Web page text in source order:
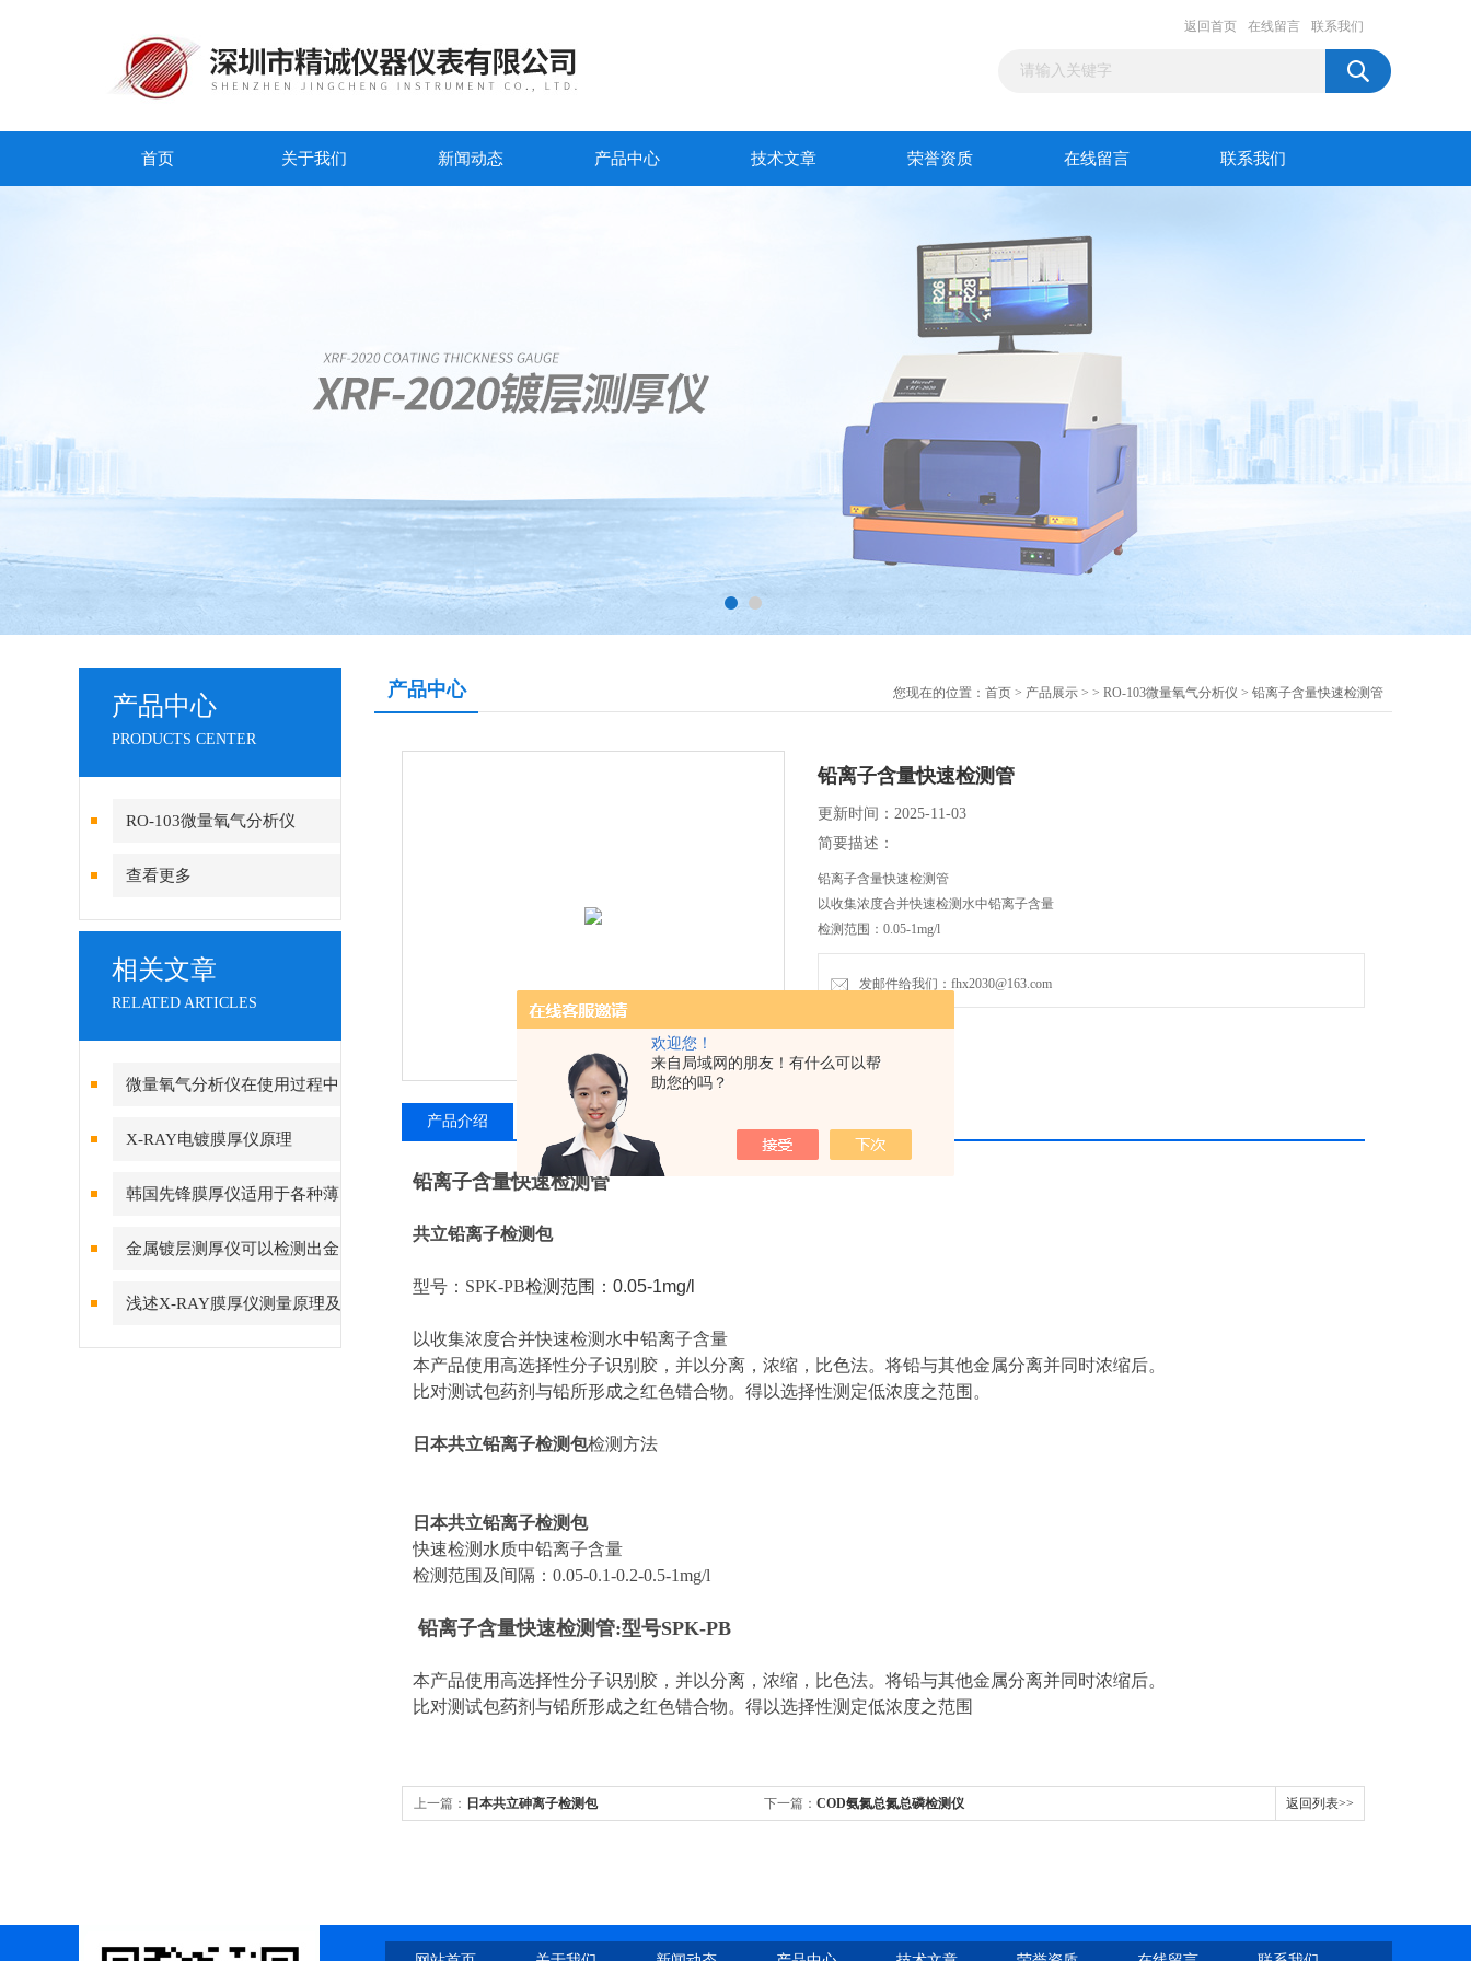
欢迎您！
来自局域网的朋友！有什么可以帮
助您的吗？
返回首页 在线留言 联系我们
首页 关于我们 新闻动态 产品中心 技术文章 荣誉资质 在线留言 联系我们
产品中心
PRODUCTS CENTER
RO-103微量氧气分析仪
查看更多
相关文章
RELATED ARTICLES
微量氧气分析仪在使用过程中
的几个技术要点
X-RAY电镀膜厚仪原理
韩国先锋膜厚仪适用于各种薄
膜材料的测量
金属镀层测厚仪可以检测出金
属表面的涂层厚度、薄弱部位和
浅述X-RAY膜厚仪测量原理及
流程
产品中心 您现在的位置： 首页 > 产品展示 > > RO-103微量氧气分析仪 > 铅离子含量快速检测管
铅离子含量快速检测管
更新时间：2025-11-03
简要描述：
铅离子含量快速检测管
以收集浓度合并快速检测水中铅离子含量
检测范围：0.05-1mg/l
发邮件给我们：fhx2030@163.com
产品介绍 留言询价
铅离子含量快速检测管
共立铅离子检测包
型号：SPK-PB检测范围：0.05-1mg/l
以收集浓度合并快速检测水中铅离子含量
本产品使用高选择性分子识别胶，并以分离，浓缩，比色法。将铅与其他金属分离并同时浓缩后。
比对测试包药剂与铅所形成之红色错合物。得以选择性测定低浓度之范围。
日本共立铅离子检测包检测方法
日本共立铅离子检测包
快速检测水质中铅离子含量
检测范围及间隔：0.05-0.1-0.2-0.5-1mg/l
铅离子含量快速检测管:型号SPK-PB
本产品使用高选择性分子识别胶，并以分离，浓缩，比色法。将铅与其他金属分离并同时浓缩后。
比对测试包药剂与铅所形成之红色错合物。得以选择性测定低浓度之范围
上一篇： 日本共立砷离子检测包 下一篇： COD氨氮总氮总磷检测仪 返回列表>>